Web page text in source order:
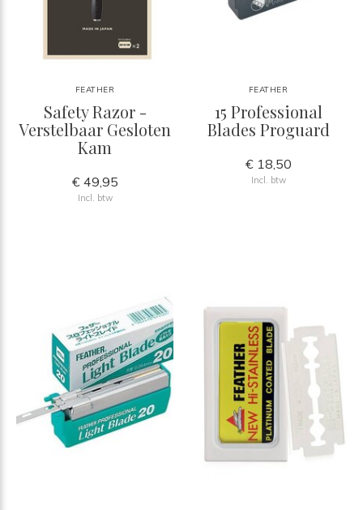
FEATHER
Safety Razor -
Verstelbaar Gesloten
Kam
€ 49,95
Incl. btw
FEATHER
15 Professional
Blades Proguard
€ 18,50
Incl. btw